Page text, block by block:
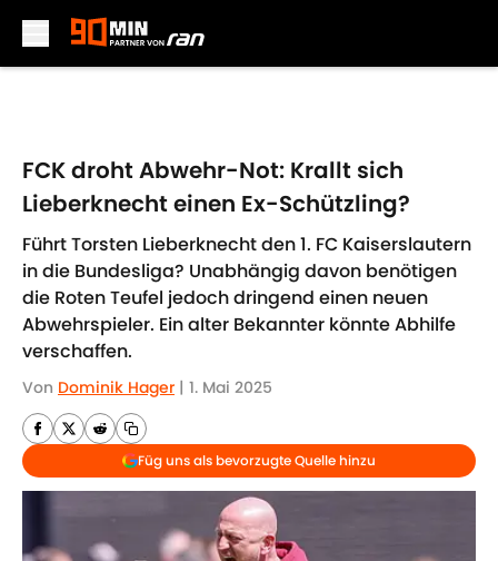
FCK droht Abwehr-Not: Krallt sich
Lieberknecht einen Ex-Schützling?
Führt Torsten Lieberknecht den 1. FC Kaiserslautern
in die Bundesliga? Unabhängig davon benötigen
die Roten Teufel jedoch dringend einen neuen
Abwehrspieler. Ein alter Bekannter könnte Abhilfe
verschaffen.
Von Dominik Hager | 1. Mai 2025
Füg uns als bevorzugte Quelle hinzu